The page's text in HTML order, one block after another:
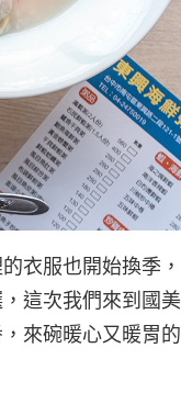
衣服也開始換季，
這次我們來到國美
來碗暖心又暖胃的